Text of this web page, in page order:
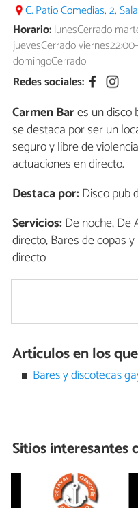
C. Patio Comedias, 2,
Horario:lunesCerrado
juevesCerrado
domingoCerrado
Redes sociales:
Carmen Bares un disco
se destaca por ser un
seguro y libre de
actuaciones en directo.
Destaca por:Disco pub
Servicios:De noche, De
directo, Bares de copas
directo
Artículos en los
Bares y discotecas
Sitios interesantes